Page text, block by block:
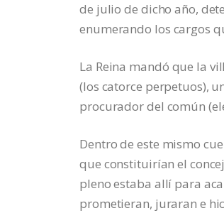
de julio de dicho año,
enumerando los cargos
La Reina mandó que la
(los catorce perpetuos),
procurador del común
Dentro de este mismo
que constituirían el
pleno estaba allí para
prometieran, juraran e